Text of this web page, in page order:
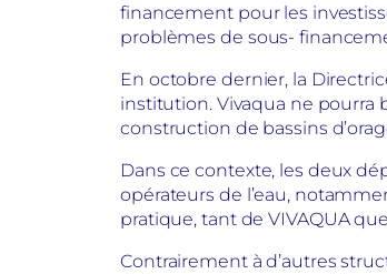
financement pour les
problèmes de sous-
En octobre dernier, la
institution. Vivaqua ne pourra
construction de bassins
Dans ce contexte, les deux
opérateurs de l’eau,
pratique, tant de VIVAQUA
Contrairement à d’autres